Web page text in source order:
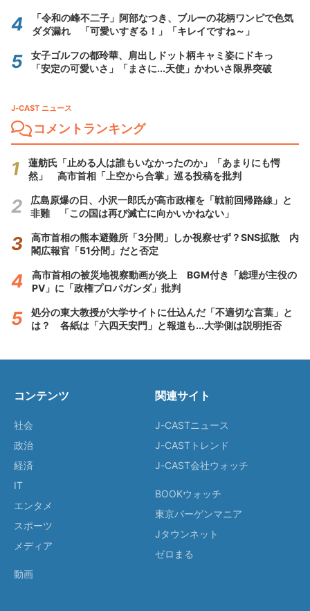
「令和の峰不二子」阿部なつき、ブルーの花柄ワンピで色気
ダダ漏れ 「可愛いすぎる！」「キレイですね～」
女子ゴルフの都玲華、肩出しドット柄キャミ姿にドキっ
「安定の可愛いさ」「まさに...天使」かわいさ限界突破
J-CAST ニュース
コメントランキング
蓮舫氏「止める人は誰もいなかったのか」「あまりにも愕
然」 高市首相「上空から合掌」巡る投稿を批判
広島原爆の日、小沢一郎氏が高市政権を「戦前回帰路線」と
非難 「この国は再び滅亡に向かいかねない」
高市首相の熊本避難所「3分間」しか視察せず？SNS拡散 内
閣広報官「51分間」だと否定
高市首相の被災地視察動画が炎上 BGM付き「総理が主役の
PV」に「政権プロパガンダ」批判
処分の東大教授が大学サイトに仕込んだ「不適切な言葉」と
は？ 各紙は「六四天安門」と報道も...大学側は説明拒否
コンテンツ
社会
政治
経済
IT
エンタメ
スポーツ
メディア
動画
関連サイト
J-CASTニュース
J-CASTトレンド
J-CAST会社ウォッチ
BOOKウォッチ
東京バーゲンマニア
Jタウンネット
ゼロまる